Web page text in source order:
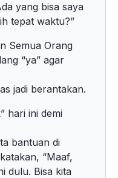
yang bisa saya
tepat waktu?”
Semua Orang
“ya” agar
jadi berantakan.
hari ini demi
bantuan di
“Maaf,
dulu. Bisa kita